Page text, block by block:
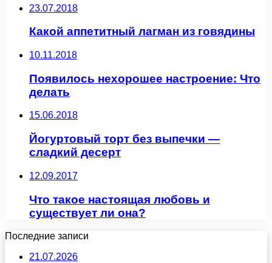
23.07.2018
Какой аппетитный лагман из говядины
10.11.2018
Появилось нехорошее настроение: Что
делать
15.06.2018
Йогуртовый торт без выпечки —
сладкий десерт
12.09.2017
Что такое настоящая любовь и
существует ли она?
Последние записи
21.07.2026